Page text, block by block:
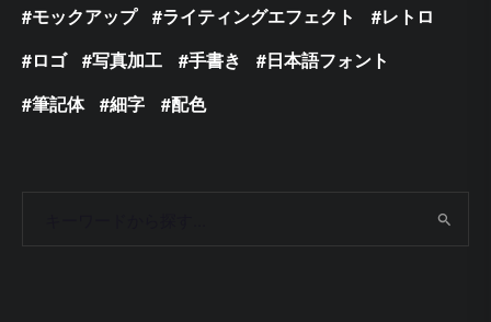
モックアップ
ライティングエフェクト
レトロ
ロゴ
写真加工 手書き
日本語フォント
筆記体
細字 配色